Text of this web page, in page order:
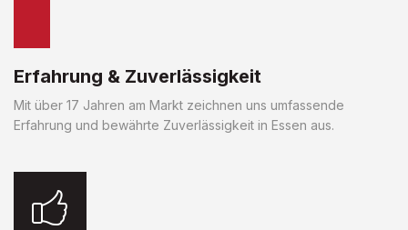
Erfahrung & Zuverlässigkeit
Mit über 17 Jahren am Markt zeichnen uns umfassende
Erfahrung und bewährte Zuverlässigkeit in Essen aus.